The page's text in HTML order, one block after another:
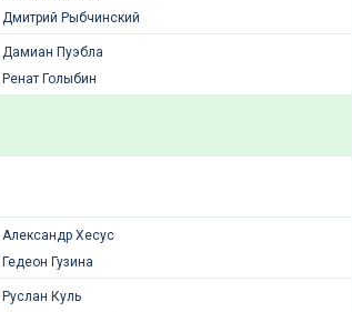
Дмитрий Рыбчинский
Дамиан Пуэбла
Ренат Голыбин
Александр Хесус
Гедеон Гузина
Руслан Куль